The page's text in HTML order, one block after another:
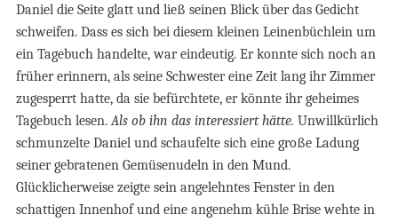
Daniel die Seite glatt und ließ seinen Blick über das Gedicht
schweifen. Dass es sich bei diesem kleinen Leinenbüchlein um
ein Tagebuch handelte, war eindeutig. Er konnte sich noch an
früher erinnern, als seine Schwester eine Zeit lang ihr Zimmer
zugesperrt hatte, da sie befürchtete, er könnte ihr geheimes
Tagebuch lesen.Als ob ihn das interessiert hätte. Unwillkürlich
schmunzelte Daniel und schaufelte sich eine große Ladung
seiner gebratenen Gemüsenudeln in den Mund.
Glücklicherweise zeigte sein angelehntes Fenster in den
schattigen Innenhof und eine angenehm kühle Brise wehte in